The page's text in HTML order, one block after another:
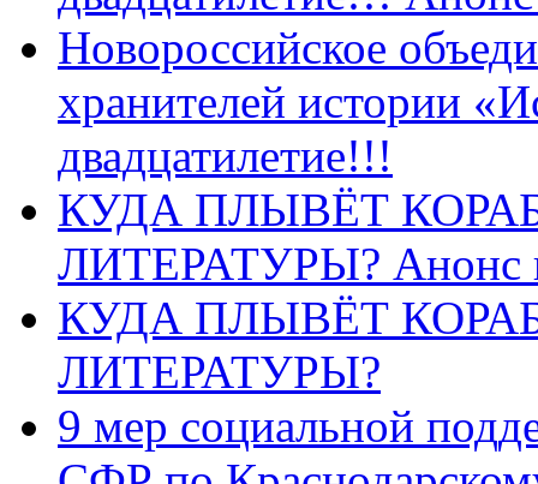
Новороссийское
хранителей истории
двадцатилетие!!!
КУДА ПЛЫВЁТ
ЛИТЕРАТУРЫ? Анонс
КУДА ПЛЫВЁТ
ЛИТЕРАТУРЫ?
9 мер социальной